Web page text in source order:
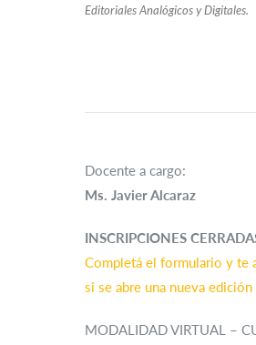
Editoriales Analógicos y Digitales.
Docente a cargo:
Ms. Javier Alcaraz
INSCRIPCIONES
Completá el formulario y te
si se abre una nueva edición
MODALIDAD VIRTUAL –